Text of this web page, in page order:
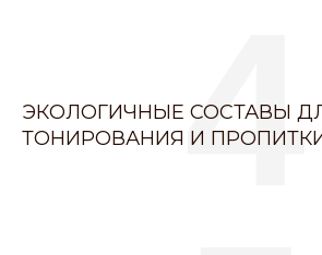
ЭКОЛОГИЧНЫЕ СОСТАВЫ
ТОНИРОВАНИЯ И4